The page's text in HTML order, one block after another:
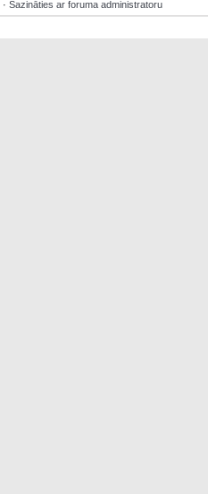
· Sazināties ar foruma administratoru